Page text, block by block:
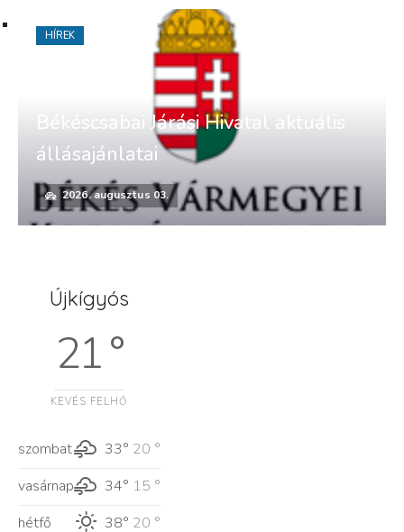
Békéscsabai Járási Hivatal aktuális
állásajánlatai
2026. augusztus 03.
HÍREK
Újkígyós
21 °
KEVÉS FELHŐ
szombat 33° 20 °
vasárnap
34° 15 °
hétfő
38° 20 °